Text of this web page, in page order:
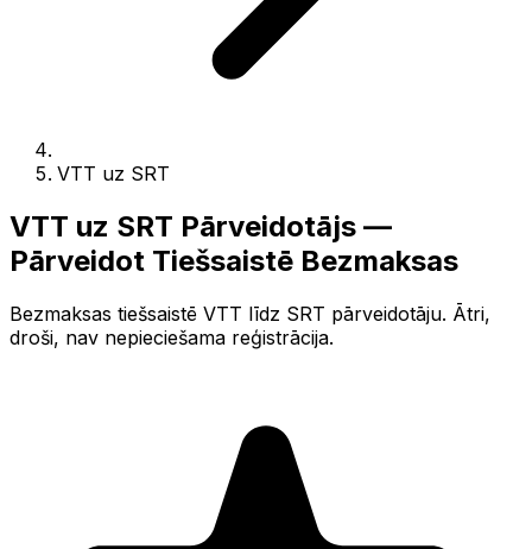
VTT uz SRT
VTT uz SRT Pārveidotājs —
Pārveidot Tiešsaistē Bezmaksas
Bezmaksas tiešsaistē VTT līdz SRT pārveidotāju. Ātri,
droši, nav nepieciešama reģistrācija.